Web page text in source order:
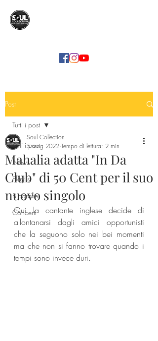
Post
Tutti i post
News
Playlist
Biografie
Concerti
Tutti i post
Mahalia adatta "In Da
Club" di 50 Cent per il suo
nuovo singolo
Soul Collection
5 mag 2022 Tempo di lettura: 2 min
Qui la cantante inglese decide di
allontanarsi dagli amici opportunisti
che la seguono solo nei bei momenti
ma che non si fanno trovare quando i
tempi sono invece duri.